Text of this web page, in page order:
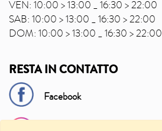
VEN: 10:00 > 13:00 _ 16:30 > 22:00
SAB: 10:00 > 13:00 _ 16:30 > 22:00
DOM: 10:00 > 13:00 _ 16:30 > 22:00
RESTA IN CONTATTO
Facebook